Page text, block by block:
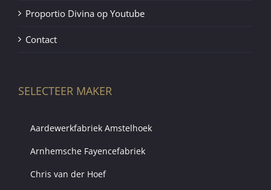
Proportio Divina op Youtube
Contact
SELECTEER MAKER
Aardewerkfabriek Amstelhoek
Arnhemsche Fayencefabriek
Chris van der Hoef